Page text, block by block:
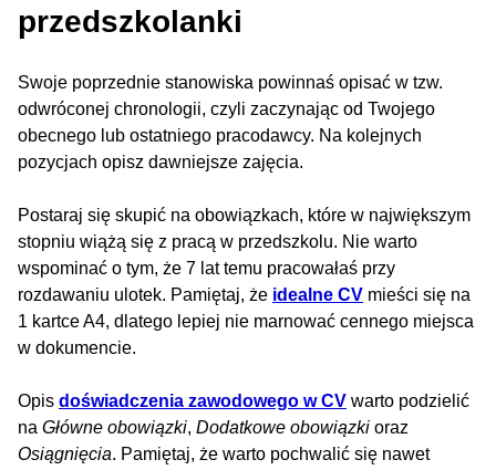
przedszkolanki
Swoje poprzednie stanowiska powinnaś opisać w tzw.
odwróconej chronologii, czyli zaczynając od Twojego
obecnego lub ostatniego pracodawcy. Na kolejnych
pozycjach opisz dawniejsze zajęcia.
Postaraj się skupić na obowiązkach, które w największym
stopniu wiążą się z pracą w przedszkolu. Nie warto
wspominać o tym, że 7 lat temu pracowałaś przy
rozdawaniu ulotek. Pamiętaj, że idealne CV mieści się na
1 kartce A4, dlatego lepiej nie marnować cennego miejsca
w dokumencie.
Opis doświadczenia zawodowego w CV warto podzielić
na Główne obowiązki, Dodatkowe obowiązki oraz
Osiągnięcia. Pamiętaj, że warto pochwalić się nawet